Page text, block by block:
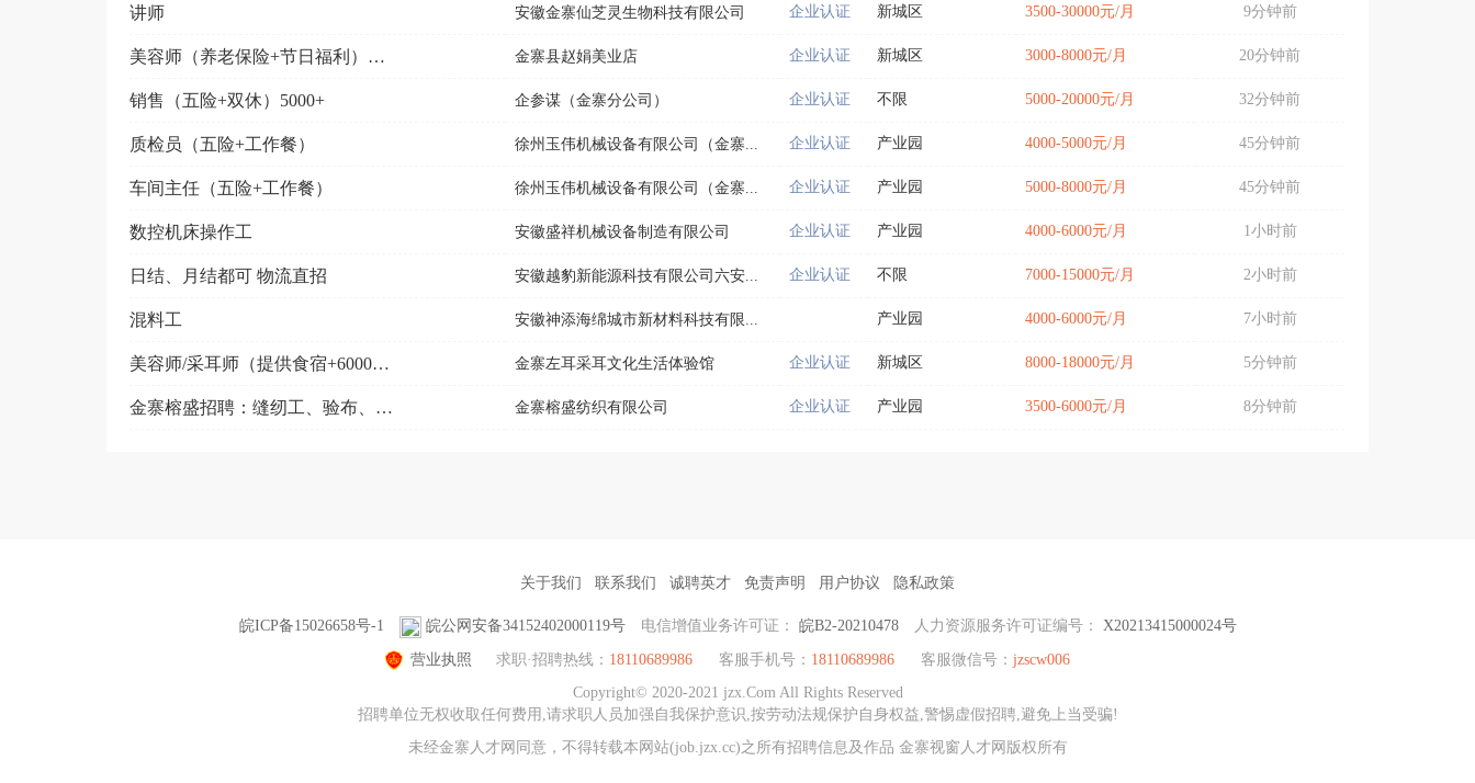
讲师 安徽金寨仙芝灵生物科技有限公司 企业认证 新城区 3500-30000元/月 9分钟前
美容师（养老保险+节日福利）接受无经验~ 金寨县赵娟美业店 企业认证 新城区 3000-8000元/月 20分钟前
销售（五险+双休）5000+ 企参谋（金寨分公司） 企业认证 不限 5000-20000元/月 32分钟前
质检员（五险+工作餐） 徐州玉伟机械设备有限公司（金寨... 企业认证 产业园 4000-5000元/月 45分钟前
车间主任（五险+工作餐） 徐州玉伟机械设备有限公司（金寨... 企业认证 产业园 5000-8000元/月 45分钟前
数控机床操作工 安徽盛祥机械设备制造有限公司 企业认证 产业园 4000-6000元/月 1小时前
日结、月结都可 物流直招 安徽越豹新能源科技有限公司六安... 企业认证 不限 7000-15000元/月 2小时前
混料工 安徽神添海绵城市新材料科技有限... 产业园 4000-6000元/月 7小时前
美容师/采耳师（提供食宿+6000+） 金寨左耳采耳文化生活体验馆 企业认证 新城区 8000-18000元/月 5分钟前
金寨榕盛招聘：缝纫工、验布、定型、计时工 金寨榕盛纺织有限公司 企业认证 产业园 3500-6000元/月 8分钟前
关于我们 联系我们 诚聘英才 免责声明 用户协议 隐私政策
皖ICP备15026658号-1 皖公网安备34152402000119号 电信增值业务许可证： 皖B2-20210478 人力资源服务许可证编号： X20213415000024号
营业执照 求职·招聘热线： 18110689986 客服手机号： 18110689986 客服微信号： jzscw006
Copyright© 2020-2021 jzx.Com All Rights Reserved
招聘单位无权收取任何费用,请求职人员加强自我保护意识,按劳动法规保护自身权益,警惕虚假招聘,避免上当受骗!
未经金寨人才网同意，不得转载本网站(job.jzx.cc)之所有招聘信息及作品 金寨视窗人才网版权所有